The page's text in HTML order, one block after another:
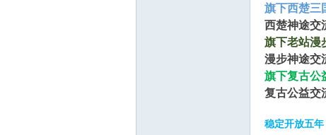
旗下西楚三
西楚神途交
旗下老站漫
漫步神途交
旗下复古公
复古公益交
稳定开放五